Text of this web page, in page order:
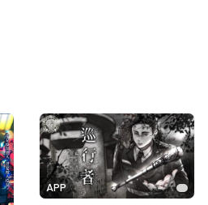
★★★★★
APP